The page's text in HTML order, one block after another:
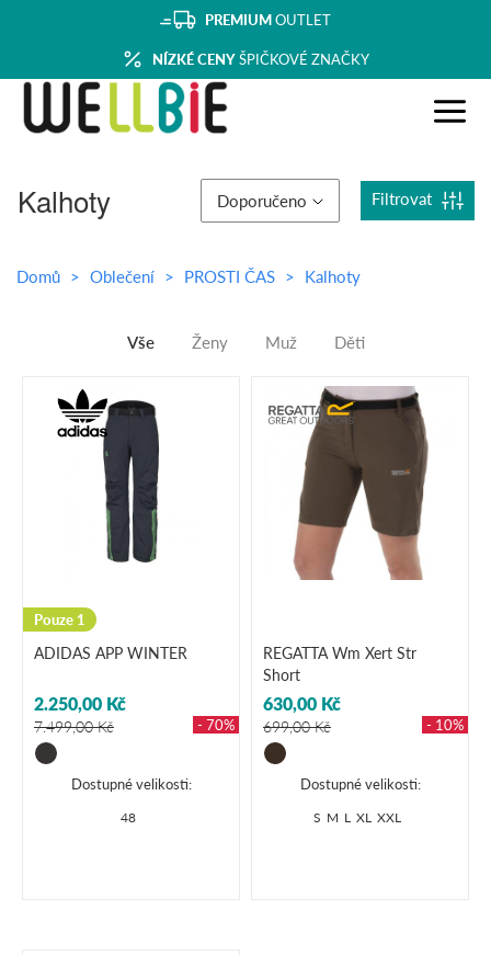
PREMIUMOUTLET
NÍZKÉ CENYŠPIČKOVÉ ZNAČKY
Kalhoty Doporučeno Filtrovat
Domů Oblečení PROSTI ČAS Kalhoty
Vše Ženy Muž Děti
Pouze 1
ADIDAS APP WINTER
2.250,00 Kč
7.499,00 Kč - 70%
Dostupné velikosti:
48
REGATTA Wm Xert Str
Short
630,00 Kč
699,00 Kč - 10%
Dostupné velikosti:
S M L XL XXL